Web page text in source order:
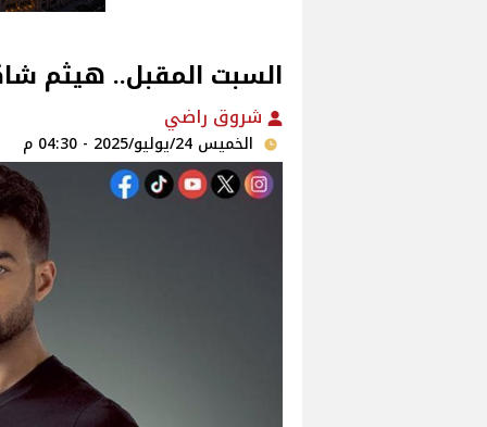
السبت المقبل.. هيثم
شروق راضي
الخميس 24/يوليو/2025 - 04:30 م